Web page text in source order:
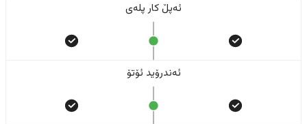
ئەپڵ کار پلەی
ئەندرۆید ئۆتۆ